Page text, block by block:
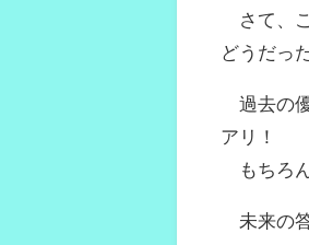
さて、こ
どうだっ
過去の
アリ！
もちろん
未来の